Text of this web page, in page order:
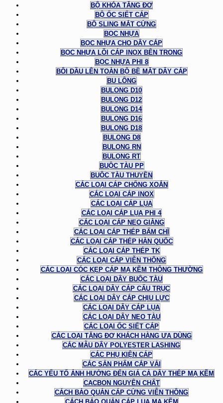
BỘ KHÓA TĂNG ĐƠ
BỘ ỐC SIẾT CÁP
BỘ SLING MẮT CỨNG
BỌC NHỰA
BỌC NHỰA CHO DÂY CÁP
BỌC NHỰA LÕI CÁP INOX BÊN TRONG
BỌC NHỰA PHI 8
BÔI DẦU LÊN TOÀN BỘ BỀ MẶT DÂY CÁP
BU LÔNG
BULONG D10
BULONG D12
BULONG D14
BULONG D16
BULONG D18
BULONG D8
BULONG RN
BULONG RT
BUỘC TÀU PP
BUỘC TÀU THUYỀN
CÁC LOẠI CÁP CHỐNG XOẮN
CÁC LOẠI CÁP INOX
CÁC LOẠI CÁP LỤA
CÁC LOẠI CÁP LỤA PHI 4
CÁC LOẠI CÁP NEO GIẰNG
CÁC LOẠI CÁP THÉP BẤM CHÌ
CÁC LOẠI CÁP THÉP HÀN QUỐC
CÁC LOẠI CÁP THÉP TK
CÁC LOẠI CÁP VIỄN THÔNG
CÁC LOẠI CÓC KẸP CÁP MẠ KẼM THÔNG THƯỜNG
CÁC LOẠI DÂY BUỘC TÀU
CÁC LOẠI DÂY CÁP CẨU TRỤC
CÁC LOẠI DÂY CÁP CHỊU LỰC
CÁC LOẠI DÂY CÁP LỤA
CÁC LOẠI DÂY NEO TÀU
CÁC LOẠI ỐC SIẾT CÁP
CÁC LOẠI TĂNG ĐƠ KHÁCH HÀNG ƯA DÙNG
CÁC MẪU DÂY POLYESTER LASHING
CÁC PHỤ KIỆN CÁP
CÁC SẢN PHẨM CÁP VẢI
CÁC YẾU TỐ ẢNH HƯỞNG ĐẾN GIÁ CẢ DÂY THÉP MẠ KẼM
CACBON NGUYÊN CHẤT
CÁCH BẢO QUẢN CÁP CỨNG VIỄN THÔNG